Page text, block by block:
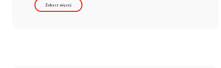
Zobacz więcej